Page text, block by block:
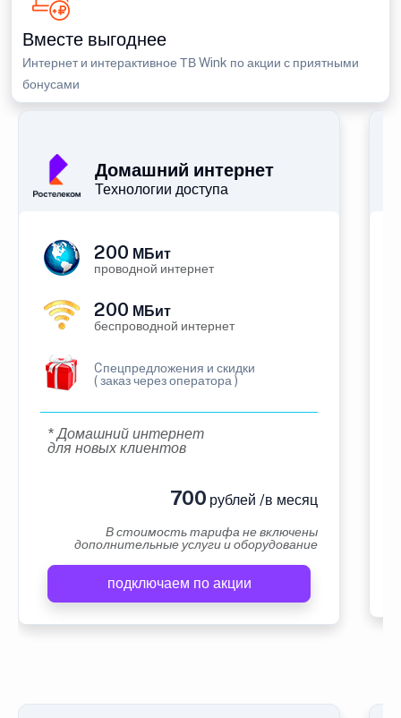
Вместе выгоднее
Интернет и интерактивное ТВ Wink по акции с приятными
бонусами
Домашний интернет
Технологии доступа
200 МБит
проводной интернет
200 МБит
беспроводной интернет
Cпецпредложения и скидки
( заказ через оператора )
* Домашний интернет
для новых клиентов
700 рублей /в месяц
В стоимость тарифа не включены
дополнительные услуги и оборудование
подключаем по акции